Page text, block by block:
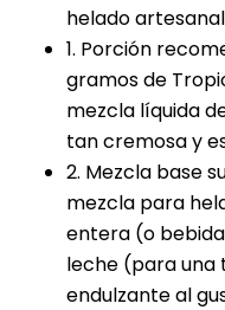
helado
1. Porción
gramos de
mezcla líquida
tan cremosa y
2. Mezcla base
mezcla para
entera (o
leche (para una
endulzante al